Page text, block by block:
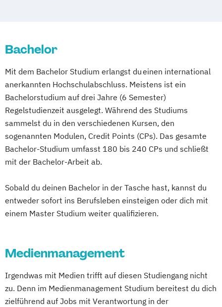
Photography
Jazz und jazzverwandte Musik Performing
JazzRockPop
Kammermusik (verschiedene
Kinder- und Jugendchorleitung
Kirchenmusik
Klavier
Kommunikations- und Medienforschung
Komposition
Künstlerische Ausbildung (verschiedene
Studienrichtungen)
Lehramt an Gymnasien
zweites Fach Musik Medien und Musik
Medienmanagement
Musiktheorie
Musikwissenschaft und Musikvermittlung
Popular Music
Tasteninstrumente
Bachelor
Mit dem Bachelor Studium erlangst du einen international
anerkannten Hochschulabschluss. Meistens ist ein
Bachelorstudium auf drei Jahre (6 Semester)
Regelstudienzeit ausgelegt. Während des Studiums
sammelst du in den verschiedenen Kursen, den
sogenannten Modulen, Credit Points (CPs). Das gesamte
Bachelor-Studium umfasst 180 bis 240 CPs und schließt
mit der Bachelor-Arbeit ab.
Sobald du deinen Bachelor in der Tasche hast, kannst du
entweder sofort ins Berufsleben einsteigen oder dich mit
einem Master Studium weiter qualifizieren.
Medienmanagement
Irgendwas mit Medien trifft auf diesen Studiengang nicht
zu. Denn im Medienmanagement Studium bereitest du dich
zielführend auf Jobs mit Verantwortung in der